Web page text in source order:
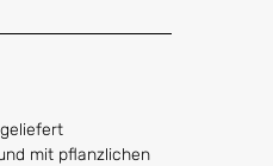
mit pflanzlichen